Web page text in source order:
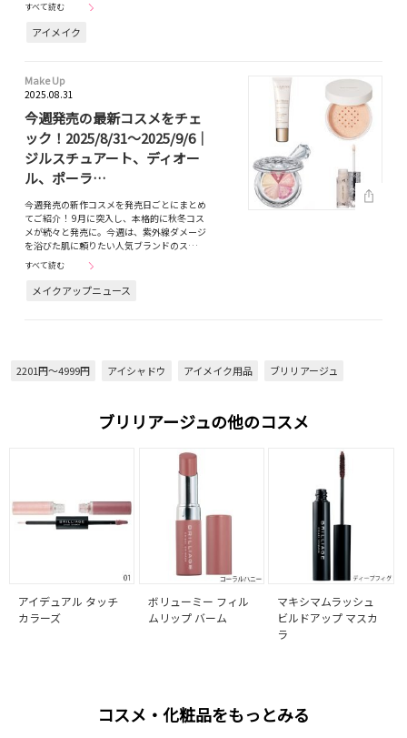
すべて読む
アイメイク
Make Up
2025.08.31
今週発売の最新コスメをチェ
ック！2025/8/31～2025/9/6｜
ジルスチュアート、ディオー
ル、ポーラ…
今週発売の新作コスメを発売日ごとにまとめ
てご紹介！ 9月に突入し、本格的に秋冬コス
メが続々と発売に。今週は、紫外線ダメージ
を浴びた肌に頼りたい人気ブランドのス…
すべて読む
メイクアップニュース
2201円～4999円 アイシャドウ アイメイク用品 ブリリアージュ
ブリリアージュの他のコスメ
アイデュアル タッチ
カラーズ
ボリューミー フィル
ムリップ バーム
マキシマムラッシュ
ビルドアップ マスカ
ラ
コスメ・化粧品をもっとみる